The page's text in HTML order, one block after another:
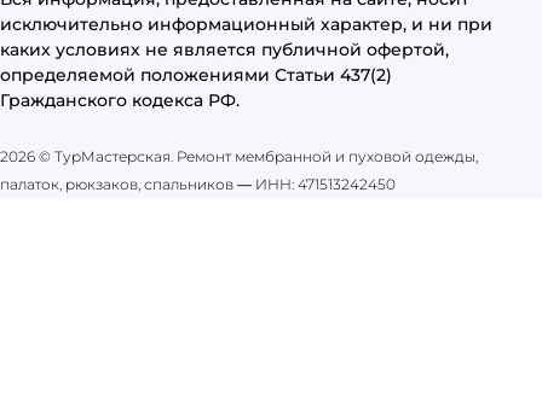
исключительно информационный характер, и ни при
каких условиях не является публичной офертой,
определяемой положениями Статьи 437(2)
Гражданского кодекса РФ.
2026 © ТурМастерская. Ремонт мембранной и пуховой одежды,
палаток, рюкзаков, спальников — ИНН: 471513242450